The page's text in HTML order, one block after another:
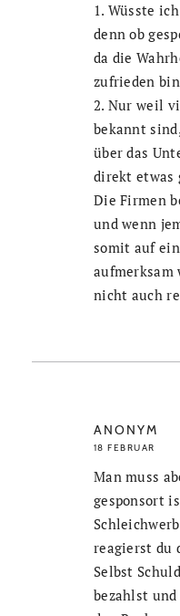
1. Wüsste
denn ob
da die
zufrieden
2. Nur weil
bekannt
über das
direkt etwas
Die Firmen
und wenn
somit auf
aufmerksam
nicht auch
ANONYM
18 FEBRUAR
Man muss
gesponsort
reagierst du
Selbst
bezahlst